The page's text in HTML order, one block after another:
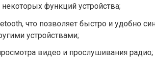
функций устройства;
что позволяет быстро и удобно
устройствами;
видео и прослушивания радио;